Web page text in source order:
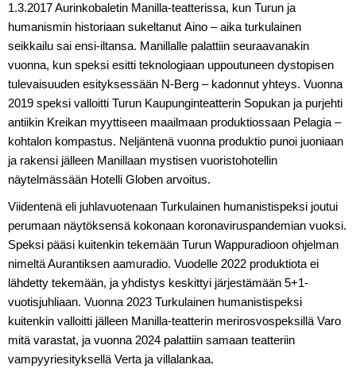
1.3.2017 Aurinkobaletin Manilla-teatterissa, kun Turun ja
humanismin historiaan sukeltanut Aino – aika turkulainen
seikkailu sai ensi-iltansa. Manillalle palattiin seuraavanakin
vuonna, kun speksi esitti teknologiaan uppoutuneen dystopisen
tulevaisuuden esityksessään N-Berg – kadonnut yhteys. Vuonna
2019 speksi valloitti Turun Kaupunginteatterin Sopukan ja purjehti
antiikin Kreikan myyttiseen maailmaan produktiossaan Pelagia –
kohtalon kompastus. Neljäntenä vuonna produktio punoi juoniaan
ja rakensi jälleen Manillaan mystisen vuoristohotellin
näytelmässään Hotelli Globen arvoitus.
Viidentenä eli juhlavuotenaan Turkulainen humanistispeksi joutui
perumaan näytöksensä kokonaan koronaviruspandemian vuoksi.
Speksi pääsi kuitenkin tekemään Turun Wappuradioon ohjelman
nimeltä Aurantiksen aamuradio. Vuodelle 2022 produktiota ei
lähdetty tekemään, ja yhdistys keskittyi järjestämään 5+1-
vuotisjuhliaan. Vuonna 2023 Turkulainen humanistispeksi
kuitenkin valloitti jälleen Manilla-teatterin merirosvospeksillä Varo
mitä varastat, ja vuonna 2024 palattiin samaan teatteriin
vampyyriesityksellä Verta ja villalankaa.